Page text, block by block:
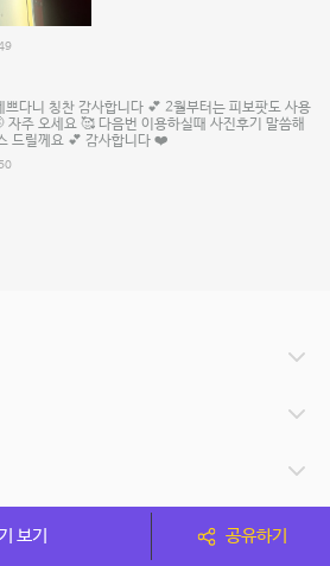
다니 칭찬 감사합니다 💕 2월부터는 피보팟도 사용
자주 오세요 🥰 다음번 이용하실때 사진후기 말씀해
드릴께요 💕 감사합니다 ❤️
보기 공유하기